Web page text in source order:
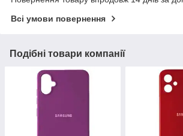
Всі умови повернення
Подібні товари компанії